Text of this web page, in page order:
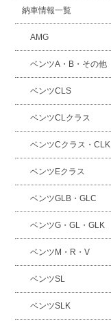
納車情報一覧
AMG
ベンツA・B・その他
ベンツCLS
ベンツCLクラス
ベンツCクラス・CLK
ベンツEクラス
ベンツGLB・GLC
ベンツG・GL・GLK
ベンツM・R・V
ベンツSL
ベンツSLK